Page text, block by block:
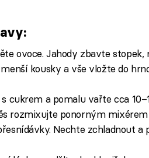
ovoce. Jahody zbavte stopek,
kousky a vše vložte do
cukrem a pomalu vařte cca
rozmixujte ponorným
Nechte zchladnout a